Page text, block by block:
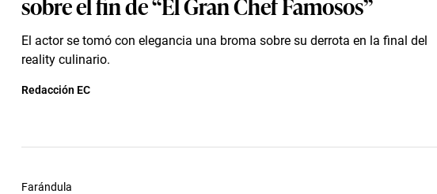
El actor se tomó con elegancia una broma sobre su derrota en la final del
reality culinario.
Redacción EC
Farándula